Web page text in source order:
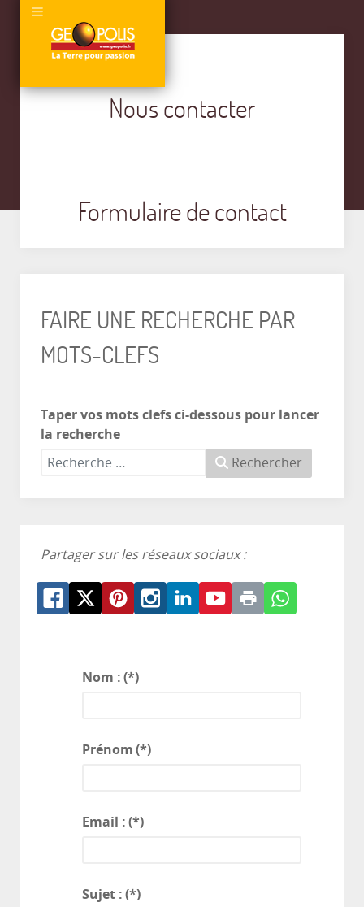
Nous contacter
Formulaire de contact
FAIRE UNE RECHERCHE PAR
MOTS-CLEFS
Taper vos mots clefs ci-dessous pour lancer
la recherche
Rechercher
Partager sur les réseaux sociaux :
Nom :(*)
Prénom(*)
Email :(*)
Sujet :(*)